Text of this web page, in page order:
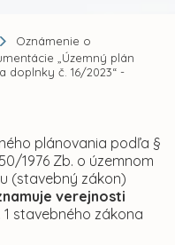
Oznámenie o
„Územný plán
doplnky č. 16/2023“ -
plánovania podľa §
1976 Zb. o územnom
(stavebný zákon)
verejnosti
1 stavebného zákona